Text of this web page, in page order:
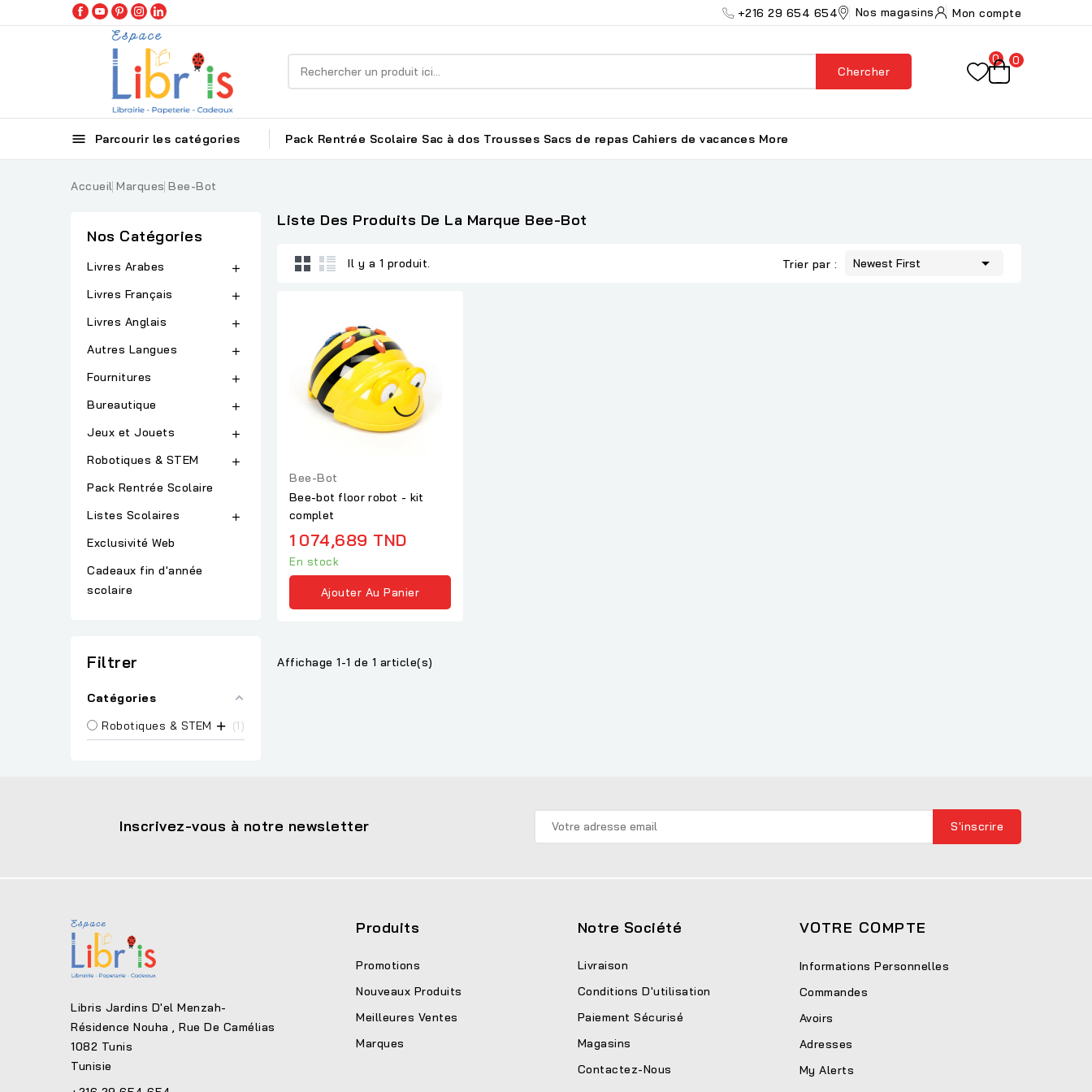
+216 29 654 654 Nos magasins Mon compte
Chercher
0 0
 Parcourir les catégories Pack Rentrée Scolaire Sac à dos Trousses Sacs de repas Cahiers de vacances More
Accueil Marques Bee-Bot
Nos Catégories
Livres Arabes 
Livres Français 
Livres Anglais 
Autres Langues 
Fournitures 
Bureautique 
Jeux et Jouets 
Robotiques & STEM 
Pack Rentrée Scolaire
Listes Scolaires

Exclusivité Web
Cadeaux fin d'année
scolaire
Filtrer
Catégories
Robotiques & STEM
1
Liste Des Produits De La Marque Bee-Bot
Il y a 1 produit. Trier par : Newest First 
Bee-Bot
Bee-bot floor robot - kit
complet
1 074,689 TND
En stock
Ajouter Au Panier
Affichage 1-1 de 1 article(s)
Inscrivez-vous à notre newsletter
Libris Jardins D'el Menzah-
Résidence Nouha , Rue De Camélias
1082 Tunis
Tunisie
Produits
Promotions
Nouveaux Produits
Meilleures Ventes
Marques
Notre Société
Livraison
Conditions D'utilisation
Paiement Sécurisé
Magasins
Contactez-Nous
VOTRE COMPTE
Informations Personnelles
Commandes
Avoirs
Adresses
My Alerts